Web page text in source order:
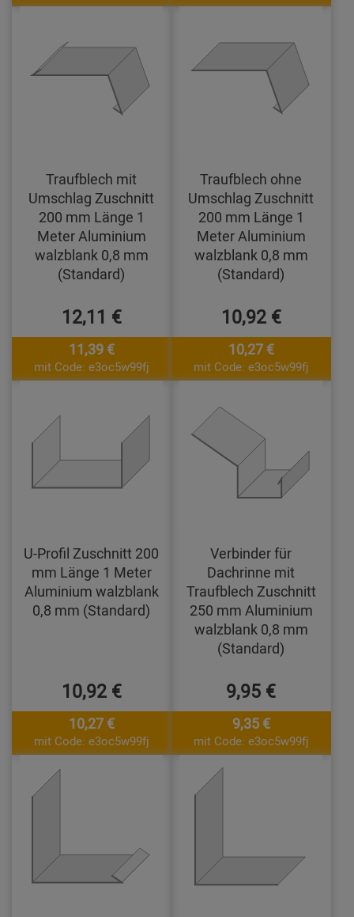
Traufblech mit
Umschlag Zuschnitt
200 mm Länge 1
Meter Aluminium
walzblank 0,8 mm
(Standard)
12,11 €
11,39 €
mit Code: e3oc5w99fj
Traufblech ohne
Umschlag Zuschnitt
200 mm Länge 1
Meter Aluminium
walzblank 0,8 mm
(Standard)
10,92 €
10,27 €
mit Code: e3oc5w99fj
U-Profil Zuschnitt 200
mm Länge 1 Meter
Aluminium walzblank
0,8 mm (Standard)
10,92 €
10,27 €
mit Code: e3oc5w99fj
Verbinder für
Dachrinne mit
Traufblech Zuschnitt
250 mm Aluminium
walzblank 0,8 mm
(Standard)
9,95 €
9,35 €
mit Code: e3oc5w99fj